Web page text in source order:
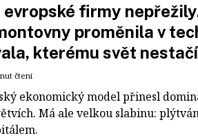
evropské firmy
proměnila v
kterému svět nestačí
čtení
ekonomický model přinesl
Má ale velkou slabinu: